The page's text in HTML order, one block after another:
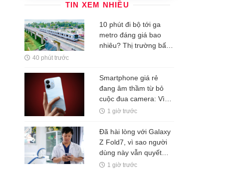
TIN XEM NHIỀU
10 phút đi bộ tới ga
metro đáng giá bao
nhiêu? Thị trường bất
40 phút trước
Smartphone giá rẻ
đang âm thầm từ bỏ
cuộc đua camera: Vì
sao pin 7.500mAh mới
Xiaomi, HONOR hay
Realme đặt cược?
1 giờ trước
Đã hài lòng với Galaxy
Z Fold7, vì sao người
dùng này vẫn quyết
định lên đời Fold8?
1 giờ trước